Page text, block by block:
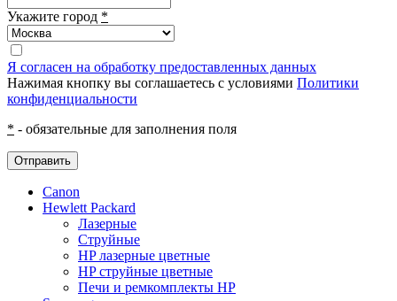
Укажите город *
Я согласен на обработку предоставленных данных
Нажимая кнопку вы соглашаетесь с условиями Политики
конфиденциальности
* - обязательные для заполнения поля
Отправить
Canon
Hewlett Packard
Лазерные
Струйные
HP лазерные цветные
HP струйные цветные
Печи и ремкомплекты HP